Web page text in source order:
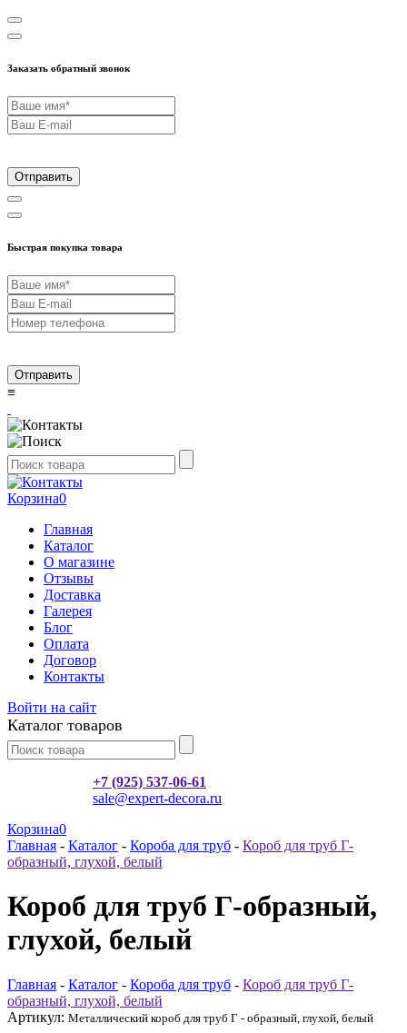
Заказать обратный звонок
Отправить
Быстрая покупка товара
Отправить
≡
Корзина0
Главная
Каталог
О магазине
Отзывы
Доставка
Галерея
Блог
Оплата
Договор
Контакты
Войти на сайт
Каталог товаров
+7 (925) 537-06-61
sale@expert-decora.ru
Корзина0
Главная - Каталог - Короба для труб - Короб для труб Г-
образный, глухой, белый
Короб для труб Г-образный,
глухой, белый
Главная - Каталог - Короба для труб - Короб для труб Г-
образный, глухой, белый
Артикул: Металлический короб для труб Г - образный, глухой, белый